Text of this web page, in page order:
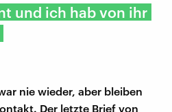
und ich hab von ihr
nie wieder, aber bleiben
Der letzte Brief von